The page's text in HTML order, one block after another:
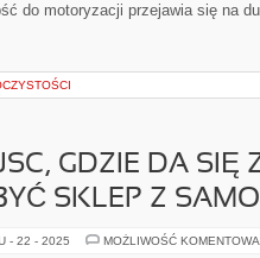
do motoryzacji przejawia się na
GDZIE DA SIĘ
SKLEP Z
- 22 - 2025 MOŻLIWOŚĆ